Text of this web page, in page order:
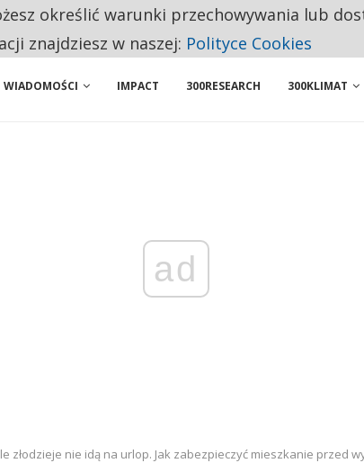
PRZEZNACZAJĄ NA PODSTAWOWE ZAKUPY
WIADOMOŚCI IMPACT 300RESEARCH 300KLIMAT
ad
złodzieje nie idą na urlop. Jak zabezpieczyć mieszkanie przed
określić warunki przechowywania lub
znajdziesz w naszej: Polityce Cookies